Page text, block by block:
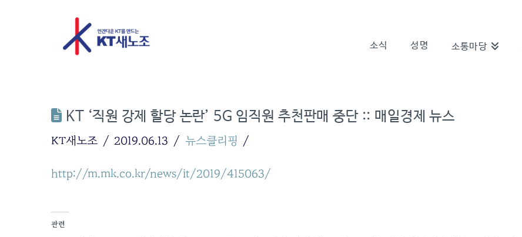
소식 성명 소통마당
KT ‘직원 강제 할당 논란’ 5G 임직원 추천판매 중단 :: 매일경제 뉴스
KT새노조 2019.06.13 뉴스클리핑
http://m.mk.co.kr/news/it/2019/415063/
관련